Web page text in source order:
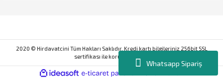
Whatsapp Sipariş
2020 © Hirdavatcini Tüm Hakları Saklıdır. Kredi kartı bilgileriniz 256bit SSL
sertifikası ile korunmaktadır.
ideasoft